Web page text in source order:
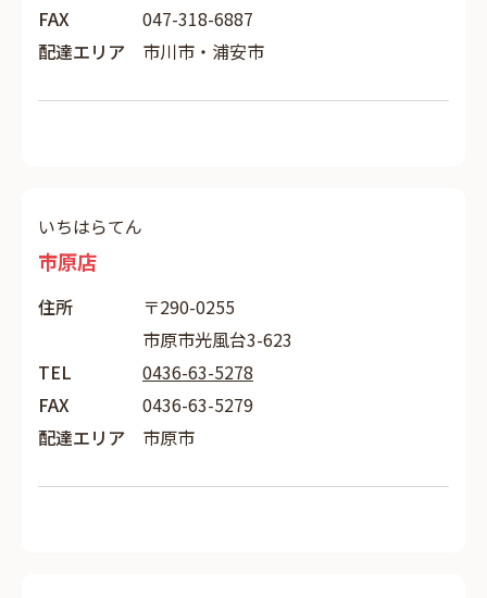
FAX
047-318-6887
配達エリア
市川市・浦安市
いちはらてん
市原店
住所
〒290-0255
市原市光風台3-623
TEL
0436-63-5278
FAX
0436-63-5279
配達エリア
市原市